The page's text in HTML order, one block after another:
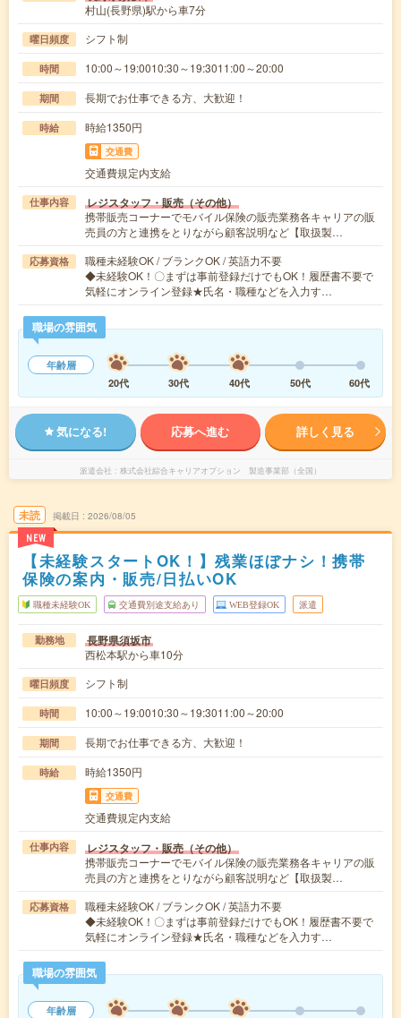
村山(長野県)駅から車7分
曜日頻度 シフト制
時間 10:00～19:0010:30～19:3011:00～20:00
期間 長期でお仕事できる方、大歓迎！
時給 時給1350円
交通費
交通費規定内支給
仕事内容 レジスタッフ・販売（その他）
携帯販売コーナーでモバイル保険の販売業務各キャリアの販
売員の方と連携をとりながら顧客説明など【取扱製…
応募資格
職種未経験OK / ブランクOK / 英語力不要
◆未経験OK！〇まずは事前登録だけでもOK！履歴書不要で
気軽にオンライン登録★氏名・職種などを入力す…
職場の雰囲気
年齢層
20代
30代 40代 50代 60代
気になる! 応募へ進む 詳しく見る
派遣会社 株式会社綜合キャリアオプション 製造事業部（全国）
未読
NEW
掲載日 2026/08/05
【未経験スタートOK！】残業ほぼナシ！携帯
保険の案内・販売/日払いOK
職種未経験OK 交通費別途支給あり WEB登録OK 派遣
勤務地 長野県須坂市
西松本駅から車10分
曜日頻度 シフト制
時間 10:00～19:0010:30～19:3011:00～20:00
期間 長期でお仕事できる方、大歓迎！
時給 時給1350円
交通費
交通費規定内支給
仕事内容 レジスタッフ・販売（その他）
携帯販売コーナーでモバイル保険の販売業務各キャリアの販
売員の方と連携をとりながら顧客説明など【取扱製…
応募資格
職種未経験OK / ブランクOK / 英語力不要
◆未経験OK！〇まずは事前登録だけでもOK！履歴書不要で
気軽にオンライン登録★氏名・職種などを入力す…
職場の雰囲気
年齢層